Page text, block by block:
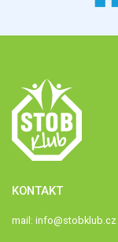
KONTAKT
mail: info@stobklub.cz